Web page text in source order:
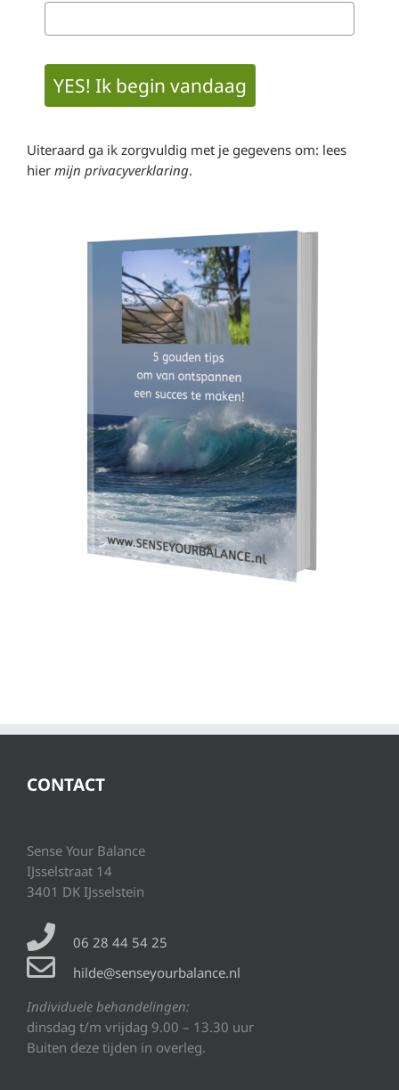
YES! Ik begin vandaag
Uiteraard ga ik zorgvuldig met je gegevens om: lees
hier mijn privacyverklaring.
CONTACT
Sense Your Balance
IJsselstraat 14
3401 DK IJsselstein
06 28 44 54 25
hilde@senseyourbalance.nl
Individuele behandelingen:
dinsdag t/m vrijdag 9.00 – 13.30 uur
Buiten deze tijden in overleg.